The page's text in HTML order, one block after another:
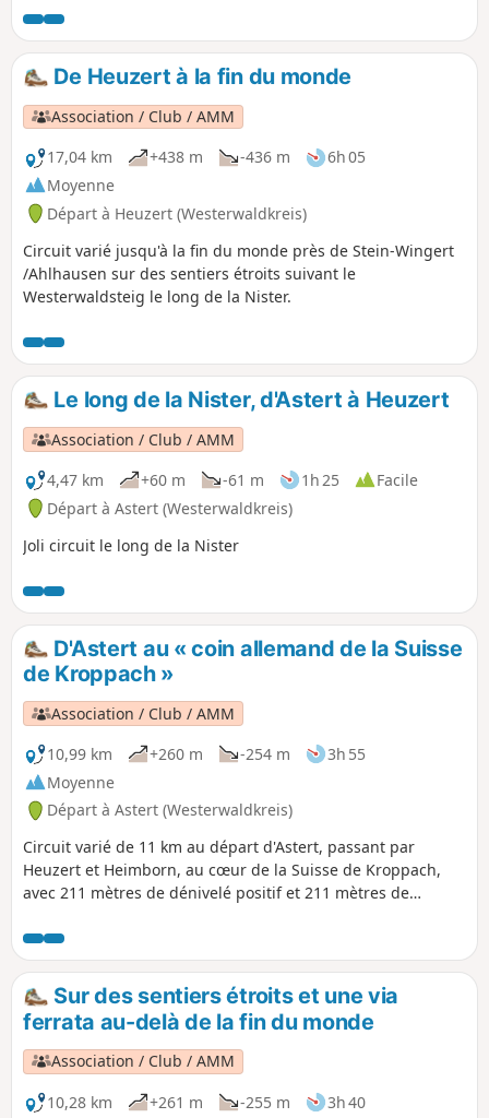
De Heuzert à la fin du monde
Association / Club / AMM
17,04 km
+438 m -436 m
6h 05
Moyenne
Départ à Heuzert (Westerwaldkreis)
Circuit varié jusqu'à la fin du monde près de Stein-Wingert
/Ahlhausen sur des sentiers étroits suivant le
Westerwaldsteig le long de la Nister.
Le long de la Nister, d'Astert à Heuzert
Association / Club / AMM
4,47 km
+60 m -61 m 1h 25
Facile
Départ à Astert (Westerwaldkreis)
Joli circuit le long de la Nister
D'Astert au « coin allemand de la Suisse
de Kroppach »
Association / Club / AMM
10,99 km
+260 m -254 m
3h 55
Moyenne
Départ à Astert (Westerwaldkreis)
Circuit varié de 11 km au départ d'Astert, passant par
Heuzert et Heimborn, au cœur de la Suisse de Kroppach,
avec 211 mètres de dénivelé positif et 211 mètres de
Grande Nister jusqu'au « coin allemand de la Suisse de
Kroppach » (confluence de la Grande et de la Petite Nister)
près de Heimborn, avant de revenir au point de départ à
Astert.Sur des sentiers étroits et une via
ferrata au-delà de la fin du monde
Association / Club / AMM
10,28 km
+261 m -255 m
3h 40